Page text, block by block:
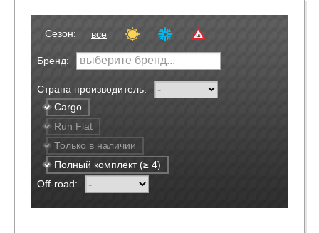
Сезон: все
Бренд:
Страна производитель:
Cargo
Run Flat
Только в наличии
Полный комплект (≥ 4)
Off-road: